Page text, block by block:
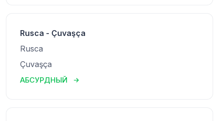
Rusca - Çuvaşça
Rusca
Çuvaşça
АБСУРДНЫЙ